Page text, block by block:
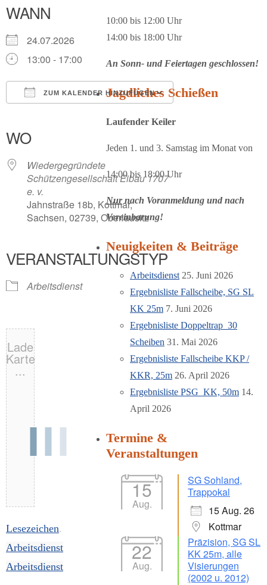
WANN
24.07.2026
13:00 - 17:00
ZUM KALENDER HINZUFÜGEN
WO
Wiedergegründete
Schützengesellschaft Eibau 1707
e. v.
Jahnstraße 18b, Kottmar,
Sachsen, 02739, Oberlausitz
VERANSTALTUNGSTYP
Arbeitsdienst
Lade
Karte
...
Lesezeichen.
Arbeitsdienst
Arbeitsdienst
10:00 bis 12:00 Uhr
14:00 bis 18:00 Uhr
An Sonn- und Feiertagen geschlossen!
Jagdliches Schießen
Laufender Keiler
Jeden 1. und 3. Samstag im Monat von
14:00 bis 18:00 Uhr
Nurnach Voranmeldung und nach
Vereinbarung!
Neuigkeiten & Beiträge
Arbeitsdienst 25. Juni 2026
Ergebnisliste Fallscheibe, SG SL
KK 25m 7. Juni 2026
Ergebnisliste Doppeltrap_30
Scheiben 31. Mai 2026
Ergebnisliste Fallscheibe KKP /
KKR, 25m 26. April 2026
Ergebnisliste PSG_KK, 50m 14.
April 2026
Termine &
Veranstaltungen
15
Aug.
SG Sohland,
Trappokal
15 Aug. 26
Kottmar
22
Aug.
Präzision, SG SL
KK 25m, alle
Visierungen
(2002 u. 2012)